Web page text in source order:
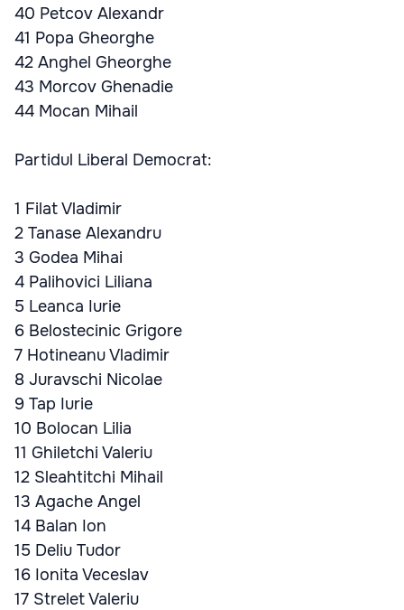
40 Petcov Alexandr
41 Popa Gheorghe
42 Anghel Gheorghe
43 Morcov Ghenadie
44 Mocan Mihail
Partidul Liberal Democrat:
1 Filat Vladimir
2 Tanase Alexandru
3 Godea Mihai
4 Palihovici Liliana
5 Leanca Iurie
6 Belostecinic Grigore
7 Hotineanu Vladimir
8 Juravschi Nicolae
9 Tap Iurie
10 Bolocan Lilia
11 Ghiletchi Valeriu
12 Sleahtitchi Mihail
13 Agache Angel
14 Balan Ion
15 Deliu Tudor
16 Ionita Veceslav
17 Strelet Valeriu